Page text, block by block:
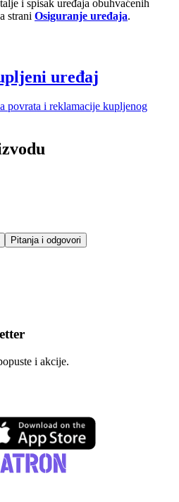
i spisak uređaja obuhvaćenih
strani Osiguranje uređaja.
uređaj
povrata i reklamacije kupljenog
Pitanja i odgovori
i akcije.